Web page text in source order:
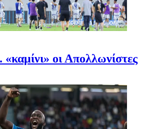
«καμίνι» οι Απολλωνίστες